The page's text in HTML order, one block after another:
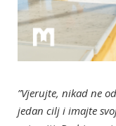
”Vjerujte, nikad ne
jedan cilj i imajte